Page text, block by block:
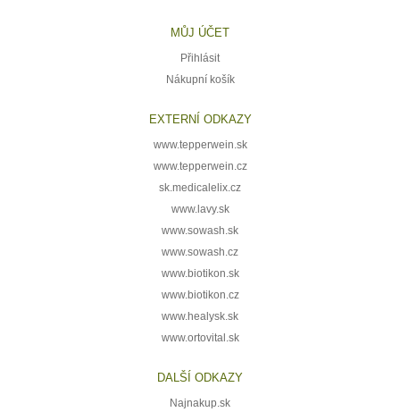
MŮJ ÚČET
Přihlásit
Nákupní košík
EXTERNÍ ODKAZY
www.tepperwein.sk
www.tepperwein.cz
sk.medicalelix.cz
www.lavy.sk
www.sowash.sk
www.sowash.cz
www.biotikon.sk
www.biotikon.cz
www.healysk.sk
www.ortovital.sk
DALŠÍ ODKAZY
Najnakup.sk